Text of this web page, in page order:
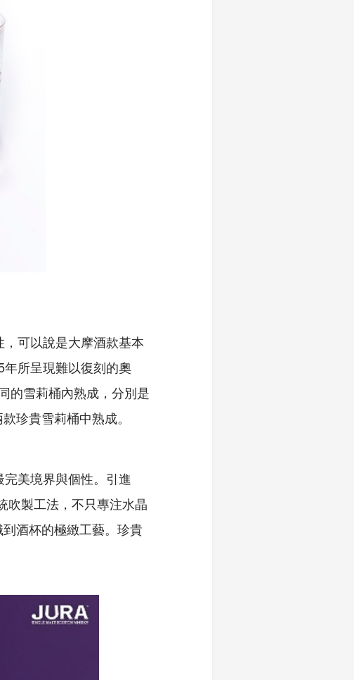
可以說是大摩酒款基本
所呈現難以復刻的奧
的雪莉桶內熟成，分別是
珍貴雪莉桶中熟成。
美境界與個性。引進
吹製工法，不只專注水晶
酒杯的極緻工藝。珍貴